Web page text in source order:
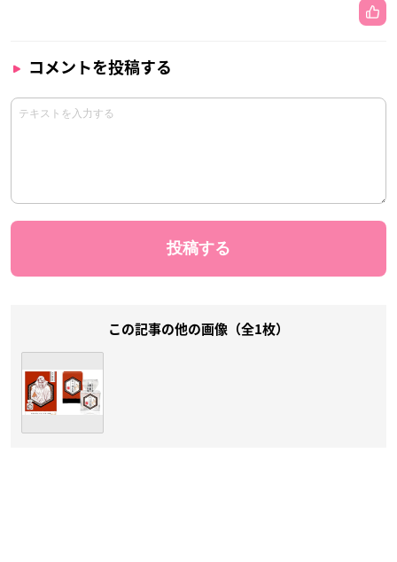
コメントを投稿する
この記事の他の画像（全1枚）